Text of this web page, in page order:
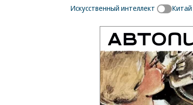
Искусственный интеллект
Китай